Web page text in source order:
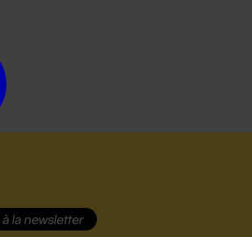
à la newsletter